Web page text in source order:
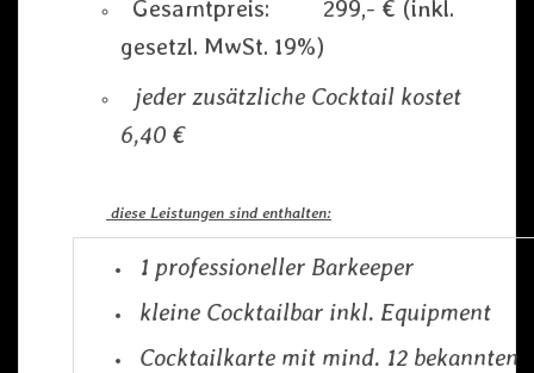
Gesamtpreis: 299,- € (inkl.
gesetzl. MwSt. 19%)
jeder zusätzliche Cocktail kostet
6,40 €
diese Leistungen sind enthalten:
1 professioneller Barkeeper
kleine Cocktailbar inkl. Equipment
Cocktailkarte mit mind. 12 bekannten